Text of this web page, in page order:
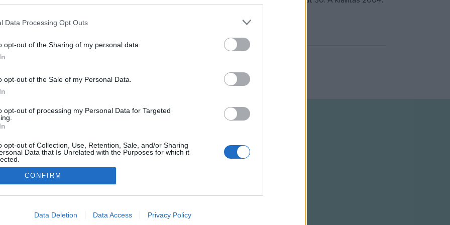
Data Processing Opt Outs
opt-out of the Sharing of my personal data.
opt-out of the Sale of my Personal Data.
opt-out of processing my Personal Data for Targeted
opt-out of Collection, Use, Retention, Sale, and/or Sharing
Data that Is Unrelated with the Purposes for which it
allow Google to enable storage related to advertising like cookies on
CONFIRM
Data Deletion Data Access Privacy Policy
NÉPI